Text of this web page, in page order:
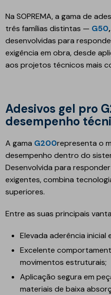
Na SOPREMA, a gama de
três famílias distintas — G50,
desenvolvidas para
exigência em obra, desde
aos projetos técnicos mais
Adesivos gel pro G200: máximo
desempenho
A gama G200representa o
desempenho dentro do
Desenvolvida para
exigentes, combina
superiores.
Entre as suas principais
Elevada aderência inicial
Excelente
movimentos estruturais;
Aplicação segura em
materiais de baixa